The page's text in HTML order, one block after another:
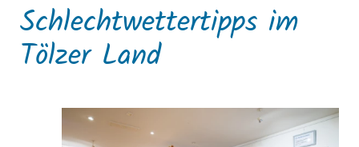
Schlechtwettertipps im
Tölzer Land